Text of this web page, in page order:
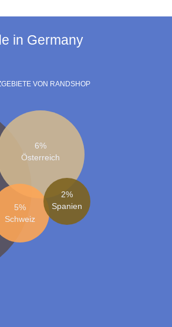
in Germany
VON RANDSHOP
6%
Österreich
5%
Schweiz
2%
Spanien